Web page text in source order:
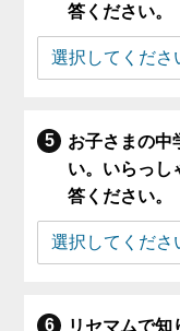
答ください。
お子さまの中
い。いらっし
答ください。
リセマムで知